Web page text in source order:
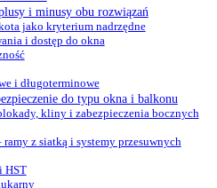
i minusy obu rozwiązań
jako kryterium nadrzędne
i dostęp do okna
i długoterminowe
do typu okna i balkonu
kliny i zabezpieczenia bocznych
ramy z siatką i systemy przesuwnych
HST